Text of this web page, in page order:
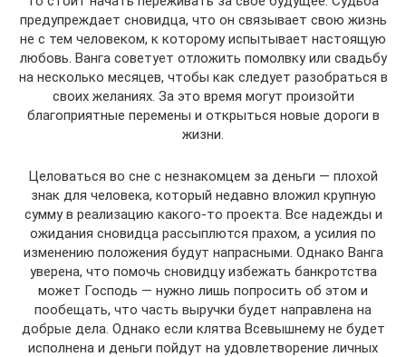
предупреждает сновидца, что он связывает свою жизнь
не с тем человеком, к которому испытывает настоящую
любовь. Ванга советует отложить помолвку или свадьбу
на несколько месяцев, чтобы как следует разобраться в
своих желаниях. За это время могут произойти
благоприятные перемены и открыться новые дороги в
жизни.
Целоваться во сне с незнакомцем за деньги — плохой
знак для человека, который недавно вложил крупную
сумму в реализацию какого-то проекта. Все надежды и
ожидания сновидца рассыплются прахом, а усилия по
изменению положения будут напрасными. Однако Ванга
уверена, что помочь сновидцу избежать банкротства
может Господь — нужно лишь попросить об этом и
пообещать, что часть выручки будет направлена на
добрые дела. Однако если клятва Всевышнему не будет
исполнена и деньги пойдут на удовлетворение личных